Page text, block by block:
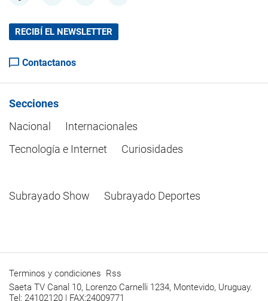
RECIBÍ EL NEWSLETTER
Contactanos
Secciones
Nacional
Internacionales
Tecnología e Internet
Curiosidades
Subrayado Show Subrayado Deportes
Terminos y condiciones Rss
Saeta TV Canal 10, Lorenzo Carnelli 1234, Montevido, Uruguay.
Tel: 24102120 | FAX:24009771